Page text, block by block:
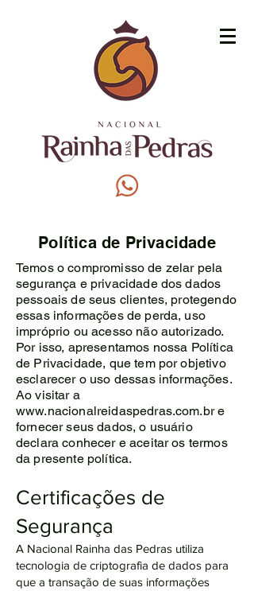
Política de Privacidade
Temos o compromisso de zelar pela
segurança e privacidade dos dados
pessoais de seus clientes, protegendo
essas informações de perda, uso
impróprio ou acesso não autorizado.
Por isso, apresentamos nossa Política
de Privacidade, que tem por objetivo
esclarecer o uso dessas informações.
Ao visitar a
www.nacionalreidaspedras.com.bre
fornecer seus dados, o usuário
declara conhecer e aceitar os termos
da presente política.
Certificações de
Segurança
A Nacional Rainha das Pedras utiliza
tecnologia de criptografia de dados para
que a transação de suas informações